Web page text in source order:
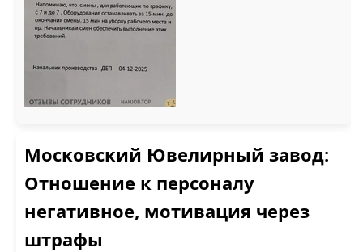
ПАТРИОТ КОМПЛЕКТ
(2) ПРОДКОМПАНИ (2)
Московский Ювелирный завод:
Отношение к персоналу
негативное, мотивация через
штрафы